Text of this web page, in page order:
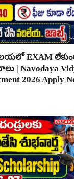
EXAM
| Navodaya
2026 Apply